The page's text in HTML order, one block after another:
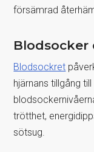
försämrad
Blodsocker
Blodsockret
hjärnans tillgång
trötthet,
sötsug.